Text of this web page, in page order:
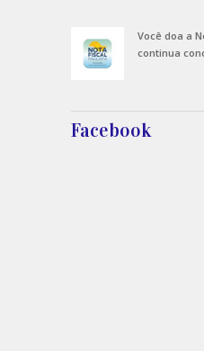
Você doa a
continua
Facebook